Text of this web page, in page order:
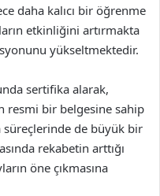
daha kalıcı bir öğrenme
etkinliğini artırmakta
yükseltmektedir.
sertifika alarak,
resmi bir belgesine sahip
de büyük bir
rekabetin arttığı
öne çıkmasına